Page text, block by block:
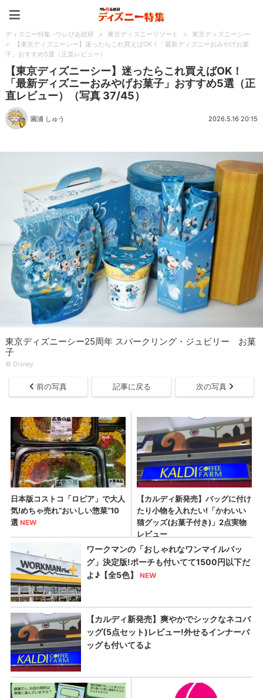
ディズニー特集 -ウレぴあ総研 > 東京ディズニーリゾート >
東京ディズニーシー
>
【東京ディズニーシー】迷ったらこれ買えばOK！「最新ディズニーおみやげお菓
子」おすすめ5選（正直レビュー）
【東京ディズニーシー】迷ったらこれ買えばOK！
「最新ディズニーおみやげお菓子」おすすめ5選（正
直レビュー）（写真 37/45）
園浦 しゅう 2026.5.16 20:15
東京ディズニーシー25周年 スパークリング・ジュビリー お菓
子
© Disney
前の写真 記事に戻る 次の写真